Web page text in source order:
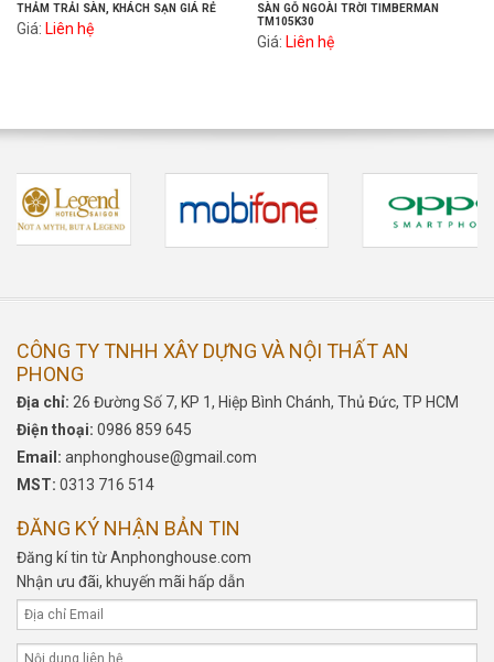
THẢM TRẢI SÀN, KHÁCH SẠN GIÁ RẺ
Giá: Liên hệ
SÀN GỖ NGOÀI TRỜI TIMBERMAN
TM105K30
Giá: Liên hệ
CÔNG TY TNHH XÂY DỰNG VÀ NỘI THẤT AN
PHONG
Địa chỉ: 26 Đường Số 7, KP 1, Hiệp Bình Chánh, Thủ Đức, TP HCM
Điện thoại: 0986 859 645
Email: anphonghouse@gmail.com
MST: 0313 716 514
ĐĂNG KÝ NHẬN BẢN TIN
Đăng kí tin từ Anphonghouse.com
Nhận ưu đãi, khuyến mãi hấp dẫn